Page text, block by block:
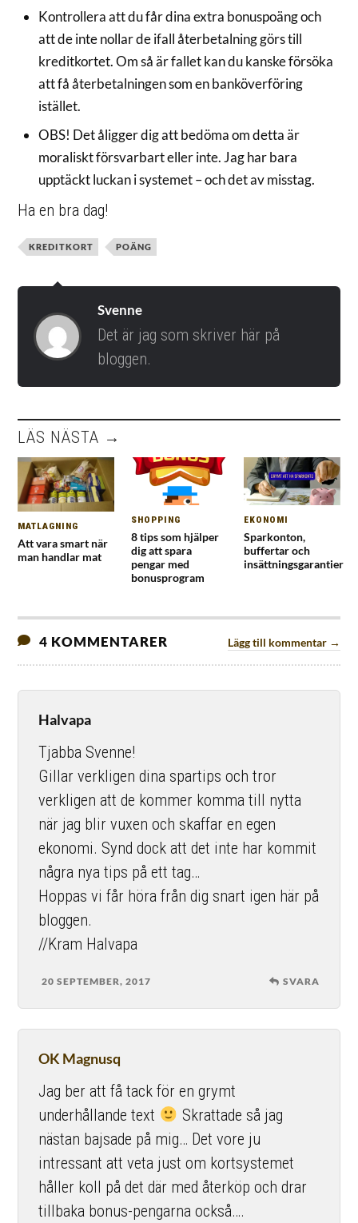
Kontrollera att du får dina extra bonuspoäng och
att de inte nollar de ifall återbetalning görs till
kreditkortet. Om så är fallet kan du kanske försöka
att få återbetalningen som en banköverföring
istället.
OBS! Det åligger dig att bedöma om detta är
moraliskt försvarbart eller inte. Jag har bara
upptäckt luckan i systemet – och det av misstag.
Ha en bra dag!
KREDITKORT POÄNG
Svenne
Det är jag som skriver här på
bloggen.
LÄS NÄSTA →
MATLAGNING
Att vara smart när
man handlar mat
SHOPPING
8 tips som hjälper
dig att spara
pengar med
bonusprogram
EKONOMI
Sparkonton,
buffertar och
insättningsgarantier
4 KOMMENTARER Lägg till kommentar →
Halvapa
Tjabba Svenne!
Gillar verkligen dina spartips och tror
verkligen att de kommer komma till nytta
när jag blir vuxen och skaffar en egen
ekonomi. Synd dock att det inte har kommit
några nya tips på ett tag…
Hoppas vi får höra från dig snart igen här på
bloggen.
//Kram Halvapa
20 SEPTEMBER, 2017 SVARA
OK Magnusq
Jag ber att få tack för en grymt
underhållande text
Skrattade så jag
nästan bajsade på mig… Det vore ju
intressant att veta just om kortsystemet
håller koll på det där med återköp och drar
tillbaka bonus-pengarna också….